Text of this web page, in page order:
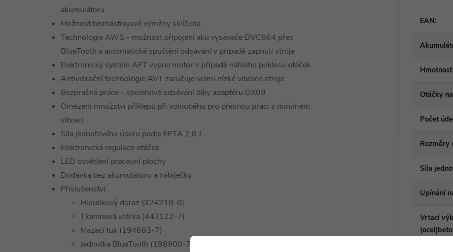
akumulátoru
Možnost beznástrojové výměny sklíčidla
Technologie AWS - možnost připojení aku vysavače DVC864 přes
BlueTooth a automatické spuštění odsávání v případě zapnutí stroje
Elektronický systém AFT vypne motor v případě náhlého poklesu otáček
Antivibrační technologie AVT zaručuje velmi nízké vibrace stroje
Bezprašná práce - spolehlivé odsávání díky adaptéru DX09
Omezení množství příklepů při volnoběhu pro přesnou práci s minimem
vibrací
Síla jednotlivého úderu podle EPTA 2,8 J
Elektronická regulace otáček
LED osvětlení pracovní plochy
Dodávka bez akumulátoru a nabíječky
Příslušenství
Hloubkový doraz (324219-0)
Tkaninová utěrka (443122-7)
Mazací tuk (194683-7)
Jednotka BlueTooth (198900-7)
EAN:
Hmotnost:
Otáčky
Počet
Rozměry
Síla
Upínání
Vrtací